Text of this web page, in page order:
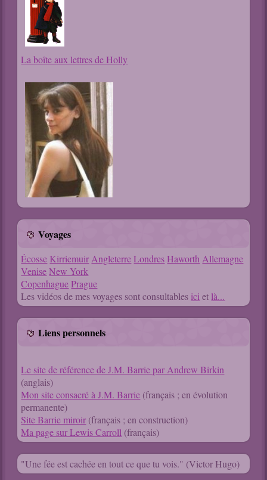
La boîte aux lettres de Holly
Voyages
Écosse Kirriemuir Angleterre Londres Haworth Allemagne
Venise New York
Copenhague Prague
Les vidéos de mes voyages sont consultables ici etlà...
Liens personnels
Le site de référence de J.M. Barrie par Andrew Birkin
(anglais)
Mon site consacré à J.M. Barrie (français ; en évolution
permanente)
Site Barrie miroir (français ; en construction)
Ma page sur Lewis Carroll (français)
"Une fée est cachée en tout ce que tu vois." (Victor Hugo)